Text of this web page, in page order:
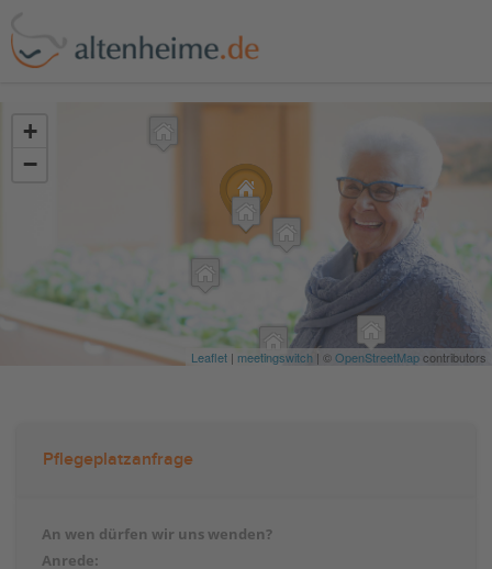
+
−
Leaflet | meetingswitch | ©OpenStreetMapcontributors
Pflegeplatzanfrage
An wen dürfen wir uns wenden?
Anrede: